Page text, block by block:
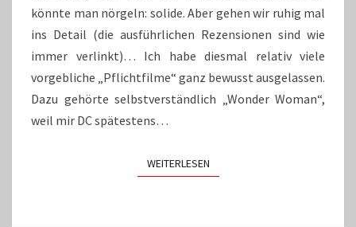
könnte man nörgeln: solide. Aber gehen wir ruhig mal
ins Detail (die ausführlichen Rezensionen sind wie
immer verlinkt)… Ich habe diesmal relativ viele
vorgebliche „Pflichtfilme“ ganz bewusst ausgelassen.
Dazu gehörte selbstverständlich „Wonder Woman“,
weil mir DC spätestens…
WEITERLESENWEITERLESEN